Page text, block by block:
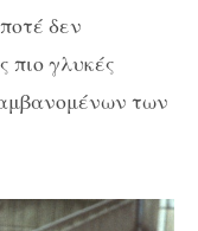
δεν
πιο γλυκές
των